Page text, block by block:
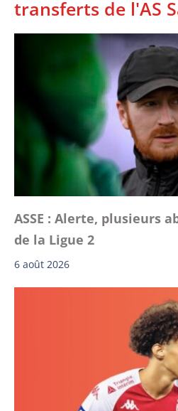
transferts de l'AS
ASSE : Alerte, plusieurs
de la Ligue 2
6 août 2026